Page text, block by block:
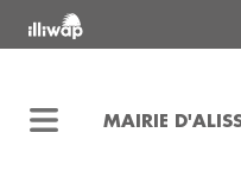
MAIRIE